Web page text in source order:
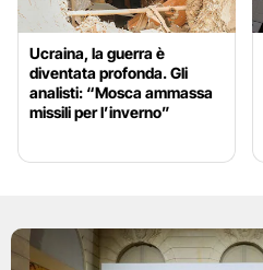
Ucraina, la guerra è
diventata profonda. Gli
analisti: “Mosca ammassa
missili per l’inverno”